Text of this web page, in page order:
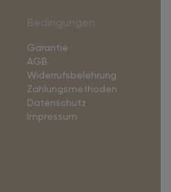
Garantie
AGB
Widerrufsbelehrung
Zahlungsmethoden
Datenschutz
Impressum